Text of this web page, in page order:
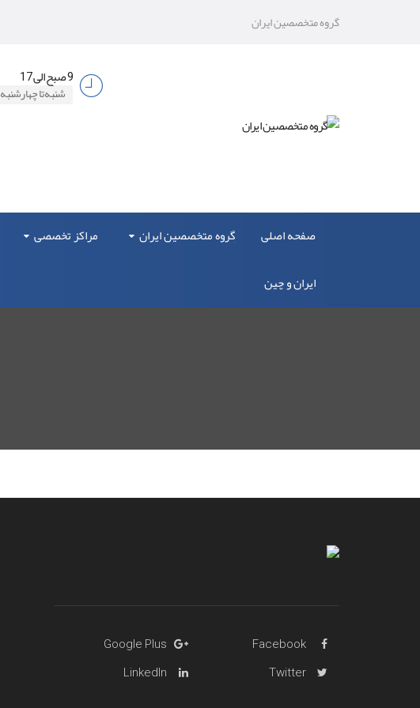
گروه متخصصین ایران
9 صبح الی 17
شنبه تا چهارشنبه
صفحه اصلی گروه متخصصین ایران مراکز تخصصی
ایران و چین
Facebook
Google Plus
Twitter
LinkedIn